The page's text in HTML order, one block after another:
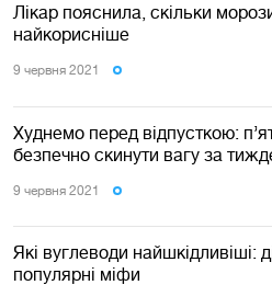
Лiкар пояснила, скільки
найкорисніше
9 червня 2021
Худнемо перед відпусткою:
безпечно скинути вагу за
9 червня 2021
Які вуглеводи найшкідливіші:
популярні міфи